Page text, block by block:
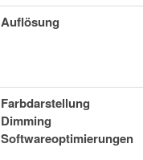
Auflösung
Farbdarstellung
Dimming
Softwareoptimierungen